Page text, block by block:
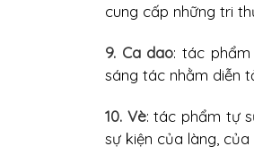
cung cấp những tri
9. Ca dao: tác
sáng tác nhằm diễn
10. Vè: tác phẩm tự
sự kiện của làng,